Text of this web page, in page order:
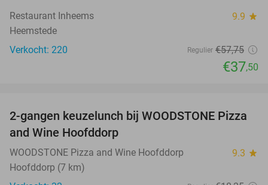
Restaurant Inheems 9.9 star
Heemstede
Verkocht: 220
Regulier €57,75
€37,50
40%
2-gangen keuzelunch bij WOODSTONE Pizza
and Wine Hoofddorp
WOODSTONE Pizza and Wine Hoofddorp 9.3 star
Hoofddorp (7 km)